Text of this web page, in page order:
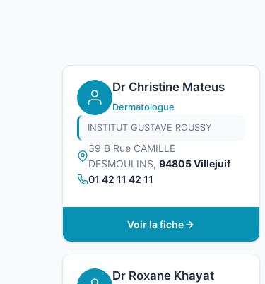
Dr Christine Mateus
Dermatologue
INSTITUT GUSTAVE ROUSSY
39 B Rue CAMILLE
DESMOULINS, 94805 Villejuif
01 42 11 42 11
Voir la fiche
Dr Roxane Khayat